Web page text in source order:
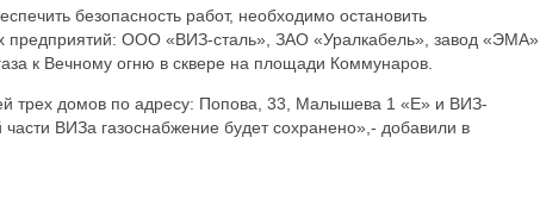
безопасность работ, необходимо остановить
предприятий: ООО «ВИЗ-сталь», ЗАО «Уралкабель», завод «ЭМА».
к Вечному огню в сквере на площади Коммунаров.
трех домов по адресу: Попова, 33, Малышева 1 «Е» и ВИЗ-
ВИЗа газоснабжение будет сохранено»,- добавили в